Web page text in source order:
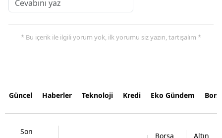
* Bu içerik ile ilgili yorum yok, ilk yorumu siz yazın, tartışalım *
Güncel Haberler Teknoloji Kredi Eko Gündem
Son
Borsa Altın